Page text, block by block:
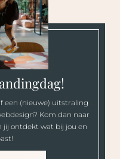
een (nieuwe) uitstraling
Kom dan naar
jij ontdekt wat bij jou en